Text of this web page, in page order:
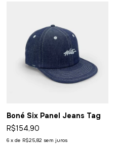
Boné Six Panel Jeans Tag
R$154,90
6 x de R$25,82 sem juros